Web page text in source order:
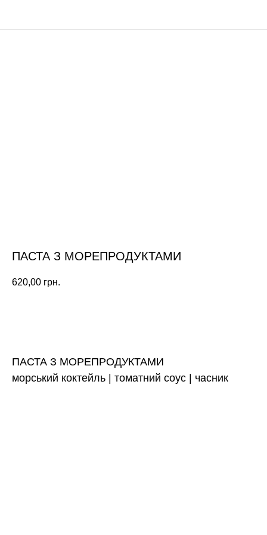
ПАСТА З МОРЕПРОДУКТАМИ
620,00 грн.
ПАСТА З МОРЕПРОДУКТАМИ
морський коктейль | томатний соус | часник